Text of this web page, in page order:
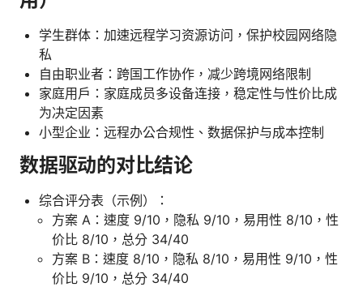
学生群体：加速远程学习资源访问，保护校园网络隐
私
自由职业者：跨国工作协作，减少跨境网络限制
家庭用户：家庭成员多设备连接，稳定性与性价比成
为决定因素
小型企业：远程办公合规性、数据保护与成本控制
数据驱动的对比结论
综合评分表（示例）：
方案 A：速度 9/10，隐私 9/10，易用性 8/10，性
价比 8/10，总分 34/40
方案 B：速度 8/10，隐私 8/10，易用性 9/10，性
价比 9/10，总分 34/40